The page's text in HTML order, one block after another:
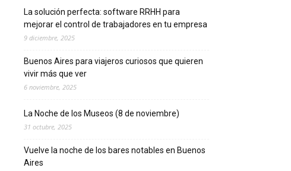
La solución perfecta: software RRHH para
mejorar el control de trabajadores en tu empresa
9 diciembre, 2025
Buenos Aires para viajeros curiosos que quieren
vivir más que ver
6 noviembre, 2025
La Noche de los Museos (8 de noviembre)
31 octubre, 2025
Vuelve la noche de los bares notables en Buenos
Aires